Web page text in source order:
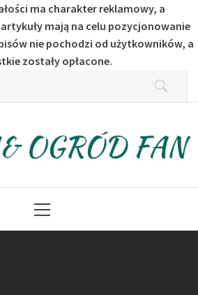
ma charakter reklamowy, a
mają na celu pozycjonowanie
nie pochodzi od użytkowników, a
zostały opłacone.
Fan
Menu